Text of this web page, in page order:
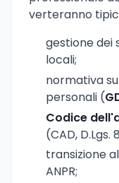
verteranno
gestione dei
locali;
normativa
personali (
Codice
(CAD, D.Lgs.
transizione al
ANPR;